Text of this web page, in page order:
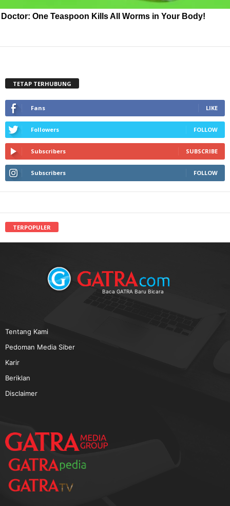
Doctor: One Teaspoon Kills All Worms in Your Body!
TETAP TERHUBUNG
Fans LIKE
Followers FOLLOW
Subscribers SUBSCRIBE
Subscribers FOLLOW
TERPOPULER